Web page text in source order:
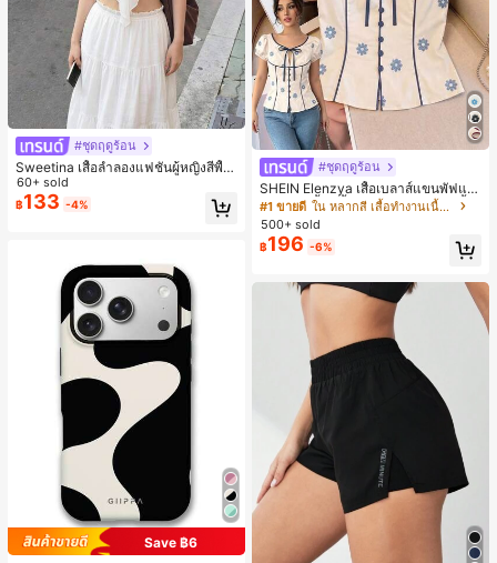
#ชุดฤดูร้อน
Sweetina เสื้อลำลองแฟชั่นผู้หญิงสีพื้น
แต่งระบายอเนกประสงค์
60+ sold
฿133 -4%
Save ฿6
#ชุดฤดูร้อน
SHEIN Elenzya เสื้อเบลาส์แขนพัฟแต่
งระบายสีพื้นสีน้ำเงินสำหรับผู้หญิง, เสื้อ
ครอปเข้ารูปผูกโบว์คอวีตัดกันสำหรับฤ
ดูร้อน
#1 ขายดี
ใน หลากสี เสื้อทำงานเนื้อผ้านุ่ม
500+ sold
฿196 -6%